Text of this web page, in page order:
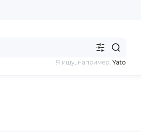
Я ищу, например, Yato